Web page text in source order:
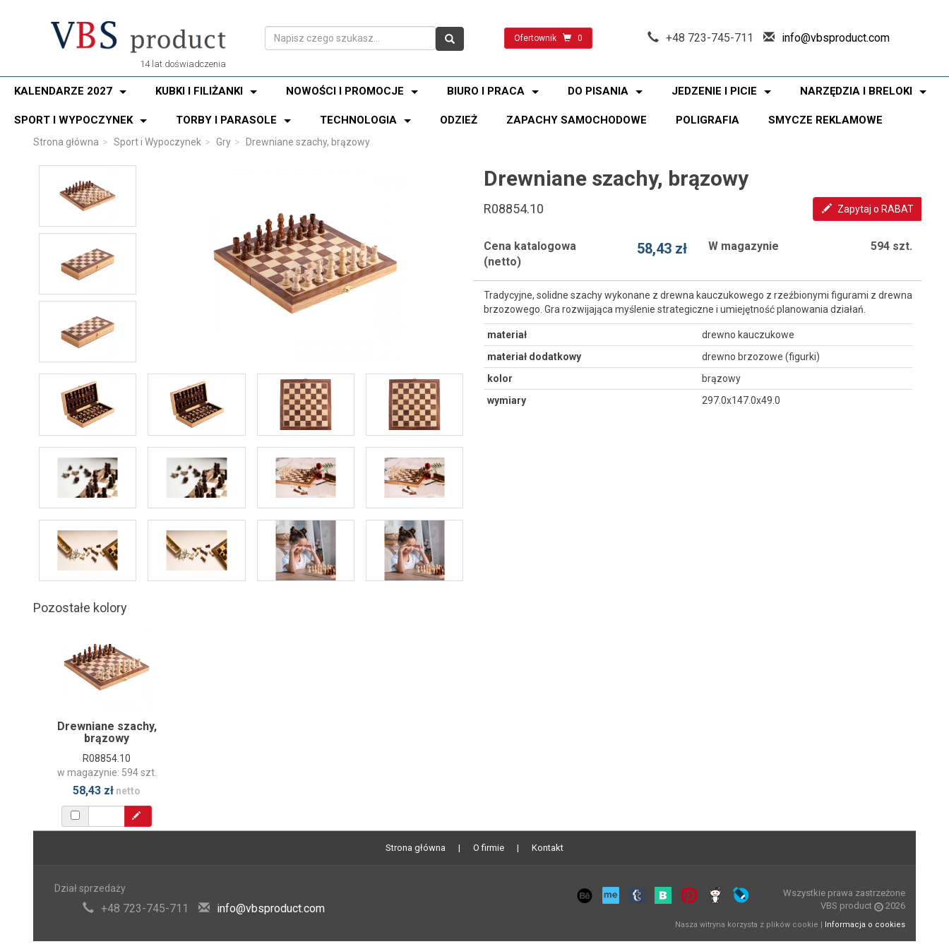
14 lat doświadczenia
Ofertownik 0 +48 723-745-711 info@vbsproduct.com
KALENDARZE 2027 KUBKI I FILIŻANKI NOWOŚCI I PROMOCJE BIURO I PRACA DO PISANIA JEDZENIE I PICIE NARZĘDZIA I BRELOKI
SPORT I WYPOCZYNEK TORBY I PARASOLE TECHNOLOGIA ODZIEŻ ZAPACHY SAMOCHODOWE POLIGRAFIA SMYCZE REKLAMOWE
Strona główna Sport i Wypoczynek Gry Drewniane szachy, brązowy
Drewniane szachy, brązowy
R08854.10 Zapytaj o RABAT
Cena katalogowa
(netto)
58,43 zł W magazynie 594 szt.
Tradycyjne, solidne szachy wykonane z drewna kauczukowego z rzeźbionymi figurami z drewna
brzozowego. Gra rozwijająca myślenie strategiczne i umiejętność planowania działań.
materiał
drewno kauczukowe
materiał dodatkowy
drewno brzozowe (figurki)
kolor
brązowy
wymiary
297.0x147.0x49.0
Pozostałe kolory
Drewniane szachy,
brązowy
R08854.10
w magazynie: 594 szt.
58,43 zł netto
Strona główna O firmie Kontakt
Dział sprzedaży
+48 723-745-711 info@vbsproduct.com
Wszystkie prawa zastrzeżone
VBS product
2026
Nasza witryna korzysta z plików cookie | Informacja o cookies